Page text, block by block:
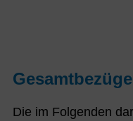
Die im Folgenden